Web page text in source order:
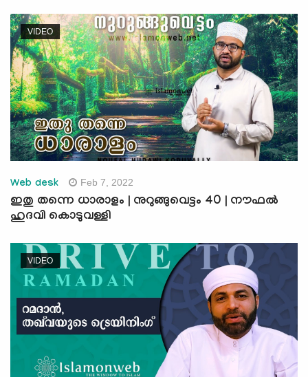
VIDEO
Web desk Feb 7, 2022
ഇതു തന്നെ ധാരാളം | നുറുങ്ങുവെട്ടം 40 | നൗഫല്‍
ഹുദവി കൊടുവള്ളി
VIDEO